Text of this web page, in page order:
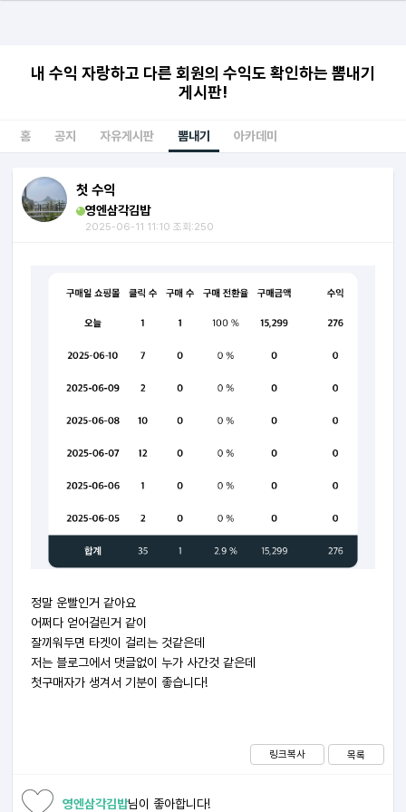
내 수익 자랑하고 다른 회원의 수익도 확인하는 뽐내기
게시판!
홈 공지 자유게시판 뽐내기 아카데미
첫 수익
영엔삼각김밥
2025-06-11 11:10 조회:250
정말 운빨인거 같아요
어쩌다 얻어걸린거 같이
잘끼워두면 타겟이 걸리는 것같은데
저는 블로그에서 댓글없이 누가 사간것 같은데
첫구매자가 생겨서 기분이 좋습니다!
링크복사 목록
영엔삼각김밥님이 좋아합니다!